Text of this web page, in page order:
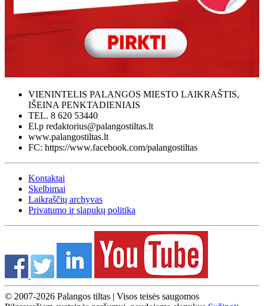
VIENINTELIS PALANGOS MIESTO LAIKRAŠTIS,
IŠEINA PENKTADIENIAIS
TEL. 8 620 53440
El.p redaktorius@palangostiltas.lt
www.palangostiltas.lt
FC: https://www.facebook.com/palangostiltas
Kontaktai
Skelbimai
Laikraščių archyvas
Privatumo ir slapukų politika
© 2007-2026 Palangos tiltas | Visos teisės saugomos